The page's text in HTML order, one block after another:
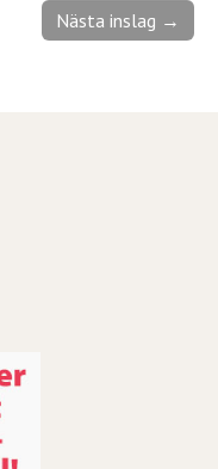
Nästa inslag →